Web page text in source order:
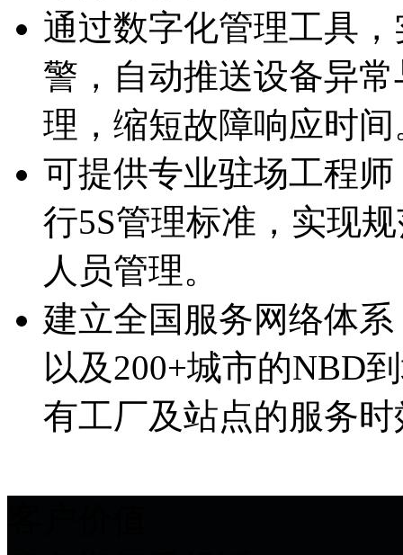
通过数字化管理工具
警，自动推送设备异
理，缩短故障响应时
可提供专业驻场工程师
行5S管理标准，实现
人员管理。
建立全国服务网络体系
以及200+城市的NBD到
有工厂及站点的服务时